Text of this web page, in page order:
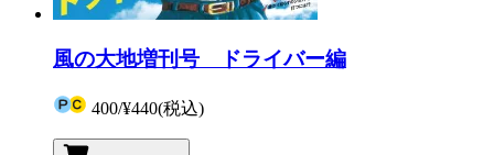
風の大地増刊号 ドライバー編
400/¥440(税込)